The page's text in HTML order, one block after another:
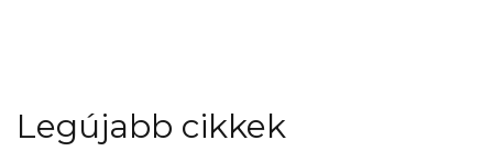
Legújabb cikkek